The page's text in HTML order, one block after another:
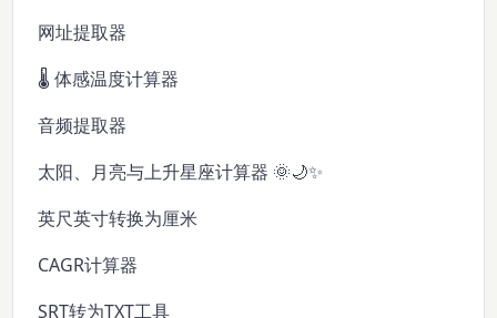
网址提取器
🌡️ 体感温度计算器
音频提取器
太阳、月亮与上升星座计算器 🌞🌙✨
英尺英寸转换为厘米
CAGR计算器
SRT转为TXT工具